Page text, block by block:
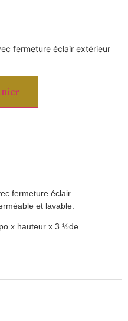
fermeture éclair extérieur
fermeture éclair
et lavable.
x hauteur x 3 ½de